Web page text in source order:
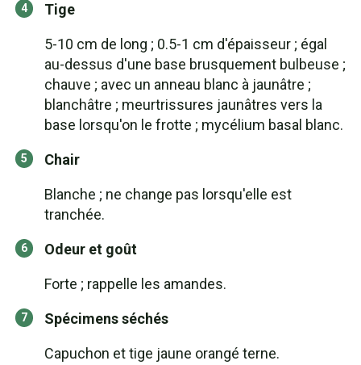
Tige
5-10 cm de long ; 0.5-1 cm d'épaisseur ; égal
au-dessus d'une base brusquement bulbeuse ;
chauve ; avec un anneau blanc à jaunâtre ;
blanchâtre ; meurtrissures jaunâtres vers la
base lorsqu'on le frotte ; mycélium basal blanc.
Chair
Blanche ; ne change pas lorsqu'elle est
tranchée.
Odeur et goût
Forte ; rappelle les amandes.
Spécimens séchés
Capuchon et tige jaune orangé terne.